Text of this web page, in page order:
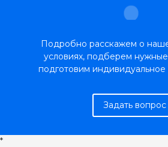
Подробно расскажем о
условиях, подберем
подготовим
Задать вопрос
*